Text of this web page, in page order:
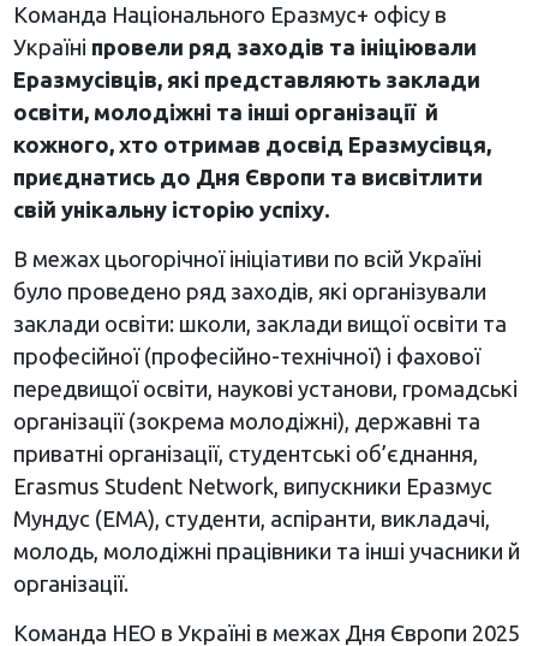
Команда Національного Еразмус+ офісу в
Україні провели ряд заходів та ініціювали
Еразмусівців, які представляють заклади
освіти, молодіжні та інші організації й
кожного, хто отримав досвід Еразмусівця,
приєднатись до Дня Європи та висвітлити
свій унікальну історію успіху.
В межах цьогорічної ініціативи по всій Україні
було проведено ряд заходів, які організували
заклади освіти: школи, заклади вищої освіти та
професійної (професійно-технічної) і фахової
передвищої освіти, наукові установи, громадські
організації (зокрема молодіжні), державні та
приватні організації, студентські об’єднання,
Erasmus Student Network, випускники Еразмус
Мундус (ЕМА), студенти, аспіранти, викладачі,
молодь, молодіжні працівники та інші учасники й
організації.
Команда НЕО в Україні в межах Дня Європи 2025